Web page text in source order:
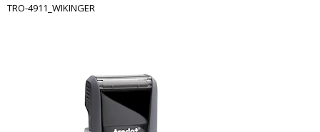
TRO-4911_WIKINGER